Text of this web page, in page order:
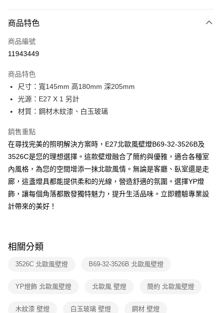
信用卡一次付款
LINE Pay
街口支付
悠遊付
全盈+PAY
AFTEE先享後付
相關說明
【關於「AFTEE先享後付」】
AFTEE先享後付是「在收到商品之後才付款」的支付方式。 讓您購物簡單
便利好安心！
１．簡單：不需註冊會員、不需綁卡、不需儲值。
【「AFTEE先享後付」結帳流程】
１．於結帳方式選擇「AFTEE先享後付」後，將跳轉至「AFTEE先享後付」
結帳頁面，進行簡訊認證並確認金額後，即可完成結帳。
ATM／網路銀行／等多元方式進行付款，方視為交易完成。
購買商品的店家。未經商家同意取消之訂單仍視為有效，需透過AFTEE先享
每筆NT$180，滿NT$5,000(含以上)免運費
商品特色
商品編號
11943449
商品特色
尺寸：寬145mm 高180mm 深205mm
光源：E27 X 1 另計
材質：鋼材木紋漆、白玉玻璃
銷售重點
在尋找完美的照明解決方案時，E27北歐風壁燈B69-32-3526B及
3526C是您的理想選擇。這款壁燈融合了簡約與優雅，適合各種室
內風格，為您的空間增添一抹北歐風情。無論是客廳、臥室還是走
廊，這盞燈具都能提供柔和的光線，營造舒適的氛圍。選擇YP燈
飾，讓每個角落都散發獨特魅力，提升生活品味。立即體驗專業設
計帶來的美好！
相關分類
3526C 北歐風壁燈 B69-32-3526B 北歐風壁燈
YP燈飾 北歐風壁燈 北歐風 壁燈 簡約 北歐風壁燈
木紋漆 壁燈 白玉玻璃 壁燈 鋼材 壁燈